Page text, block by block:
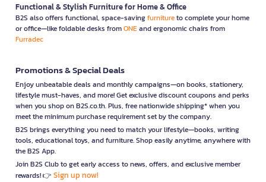
Functional & Stylish Furniture for Home & Office
B2S also offers functional, space-savingfurnitureto complete your home
or office—like foldable desks fromONEand ergonomic chairs from
Furradec
Promotions & Special Deals
Enjoy unbeatable deals and monthly campaigns—on books, stationery,
lifestyle must-haves, and more! Get exclusive discount coupons and perks
when you shop on B2S.co.th. Plus, free nationwide shipping* when you
meet the minimum purchase requirement set by the company.
B2S brings everything you need to match your lifestyle—books, writing
tools, educational toys, and furniture. Shop easily anytime, anywhere with
the B2S App.
Join B2S Club to get early access to news, offers, and exclusive member
rewards! 👉 Sign up now!